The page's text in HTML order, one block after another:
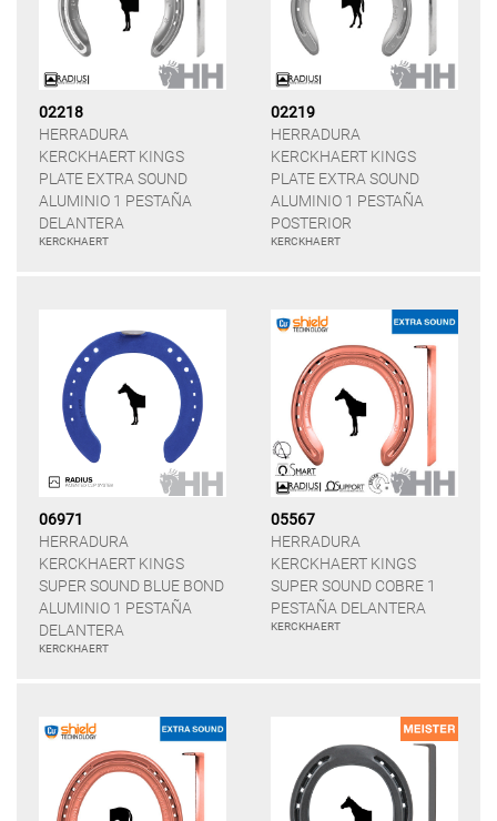
02218
HERRADURA
KERCKHAERT KINGS
PLATE EXTRA SOUND
ALUMINIO 1 PESTAÑA
DELANTERA
KERCKHAERT
02219
HERRADURA
KERCKHAERT KINGS
PLATE EXTRA SOUND
ALUMINIO 1 PESTAÑA
POSTERIOR
KERCKHAERT
06971
HERRADURA
KERCKHAERT KINGS
SUPER SOUND BLUE BOND
ALUMINIO 1 PESTAÑA
DELANTERA
KERCKHAERT
05567
HERRADURA
KERCKHAERT KINGS
SUPER SOUND COBRE 1
PESTAÑA DELANTERA
KERCKHAERT